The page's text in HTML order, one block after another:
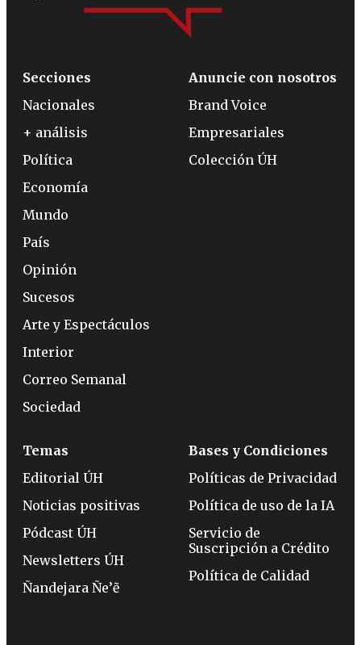
Secciones
Nacionales
+ análisis
Política
Economía
Mundo
País
Opinión
Sucesos
Arte y Espectáculos
Interior
Correo Semanal
Sociedad
Anuncie con nosotros
Brand Voice
Empresariales
Colección ÚH
Temas
Editorial ÚH
Noticias positivas
Pódcast ÚH
Newsletters ÚH
Ñandejara Ñe’ẽ
Bases y Condiciones
Políticas de Privacidad
Política de uso de la IA
Servicio de
Suscripción a Crédito
Política de Calidad